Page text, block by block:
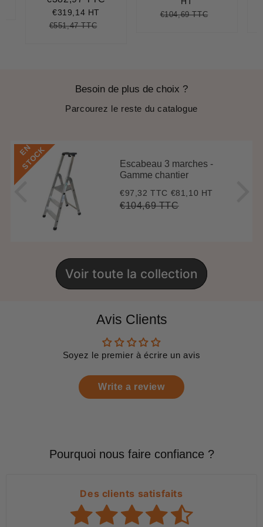
réduit
€319,14 HT
Prix
€551,47 TTC€551,47
Prix
€104,69 TTC€104,69
Besoin de plus de choix ?
Parcourez le reste du catalogue
E
N
S
T
O
C
K
Escabeau 3 marches -
Gamme chantier
Prix
réduit
€97,32 TTC €97,32
€81,10 HT
Prix
€104,69 TTC€104,69
Voir toute la collection
Avis Clients
Soyez le premier à écrire un avis
Write a review
Pourquoi nous faire confiance ?
Des clients satisfaits